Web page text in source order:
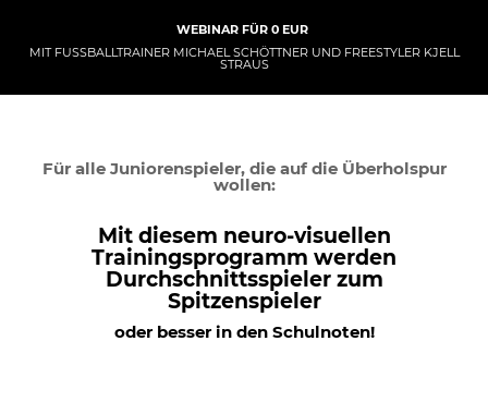
WEBINAR FÜR 0 EUR
MIT FUSSBALLTRAINER MICHAEL SCHÖTTNER UND FREESTYLER KJELL
STRAUS
Für alle Juniorenspieler, die auf die Überholspur
wollen:
Mit diesem neuro-visuellen
Trainingsprogramm werden
Durchschnittsspieler zum
Spitzenspieler
oder besser in den Schulnoten!